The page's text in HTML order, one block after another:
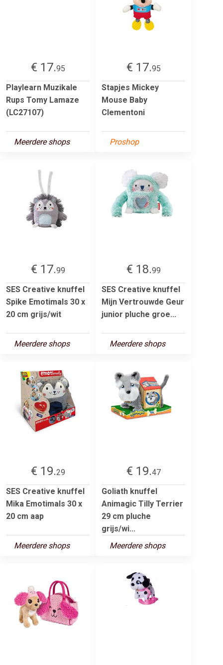
€ 17.95
Playlearn Muzikale
Rups Tomy Lamaze
(LC27107)
Meerdere shops
€ 17.95
Stapjes Mickey
Mouse Baby
Clementoni
Proshop
€ 17.99
SES Creative knuffel
Spike Emotimals 30 x
20 cm grijs/wit
Meerdere shops
€ 18.99
SES Creative knuffel
Mijn Vertrouwde Geur
junior pluche groe...
Meerdere shops
€ 19.29
SES Creative knuffel
Mika Emotimals 30 x
20 cm aap
Meerdere shops
€ 19.47
Goliath knuffel
Animagic Tilly Terrier
29 cm pluche
grijs/wi...
Meerdere shops